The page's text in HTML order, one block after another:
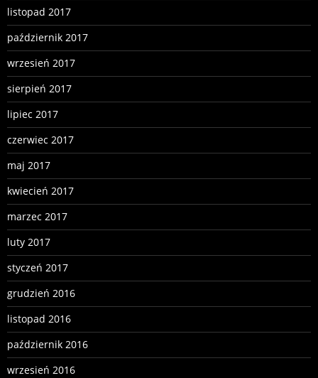
listopad 2017
październik 2017
wrzesień 2017
sierpień 2017
lipiec 2017
czerwiec 2017
maj 2017
kwiecień 2017
marzec 2017
luty 2017
styczeń 2017
grudzień 2016
listopad 2016
październik 2016
wrzesień 2016